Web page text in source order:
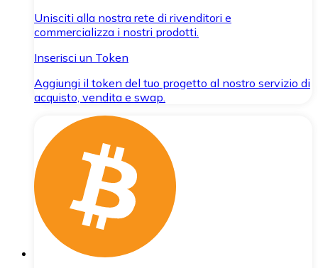
Unisciti alla nostra rete di rivenditori e
commercializza i nostri prodotti.
Inserisci un Token
Aggiungi il token del tuo progetto al nostro servizio di
acquisto, vendita e swap.